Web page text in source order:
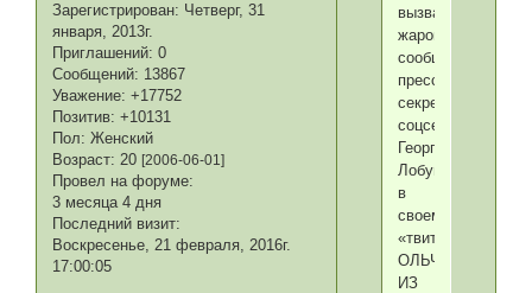
Зарегистрирован: Четверг, 31
января, 2013г.
Приглашений: 0
Сообщений: 13867
Уважение: +17752
Позитив: +10131
Пол: Женский
Возраст: 20[2006-06-01]
Провел на форуме:
3 месяца 4 дня
Последний визит:
Воскресенье, 21 февраля, 2016г.
17:00:05
вызванной
жарой,
сообщил
пресс-
секретарь
соцсети
Георгий
Лобушкин
в
своем
«твиттере».
ИЗ